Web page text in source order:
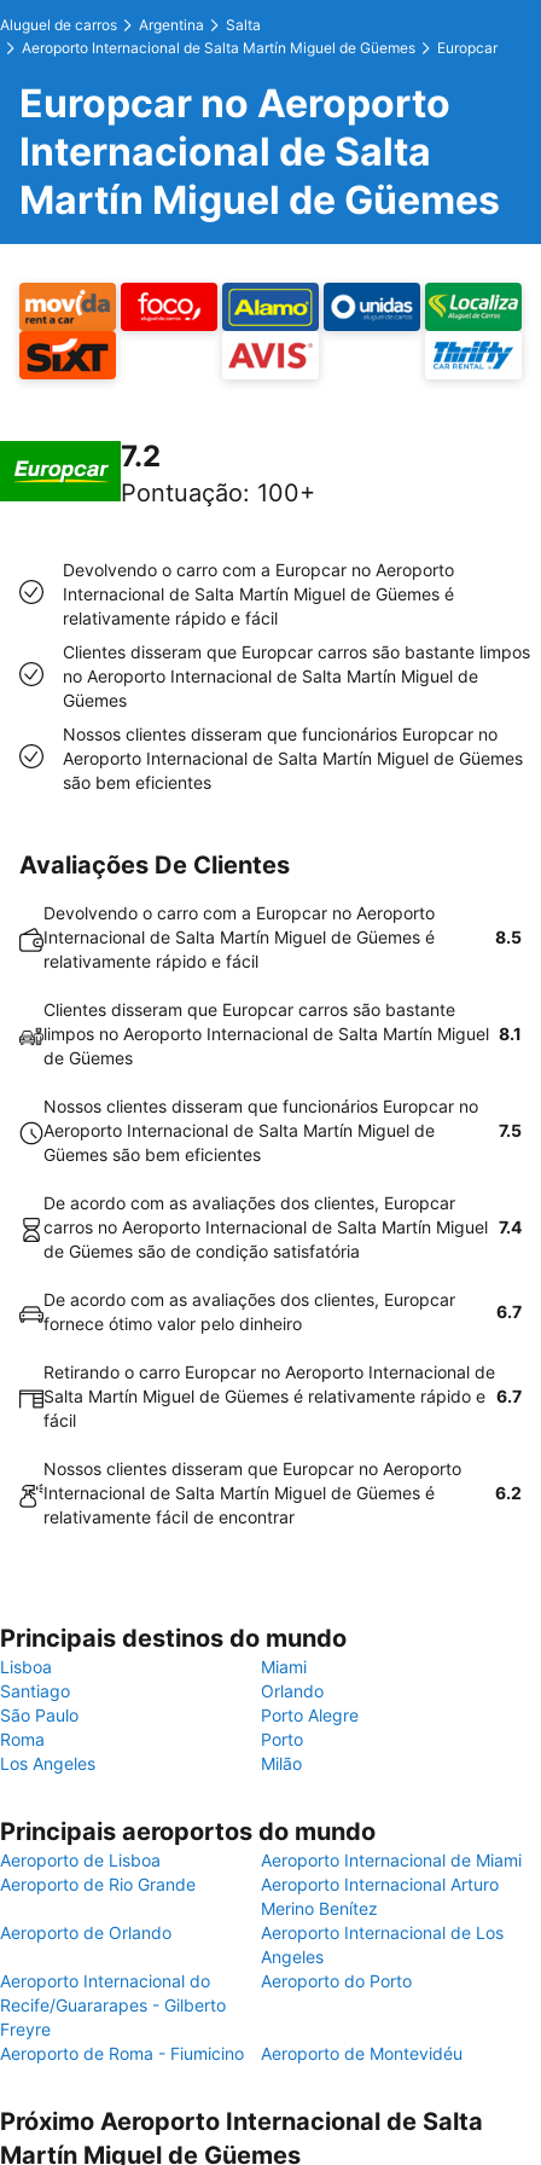
Aluguel de carros Argentina
Salta
Aeroporto Internacional de Salta Martín Miguel de Güemes
Europcar
Europcar no Aeroporto
Internacional de Salta
Martín Miguel de Güemes
7.2
Pontuação: 100+
Devolvendo o carro com a Europcar no Aeroporto
Internacional de Salta Martín Miguel de Güemes é
relativamente rápido e fácil
Clientes disseram que Europcar carros são bastante limpos
no Aeroporto Internacional de Salta Martín Miguel de
Güemes
Nossos clientes disseram que funcionários Europcar no
Aeroporto Internacional de Salta Martín Miguel de Güemes
são bem eficientes
Avaliações De Clientes
Devolvendo o carro com a Europcar no Aeroporto
Internacional de Salta Martín Miguel de Güemes é
relativamente rápido e fácil
8.5
Clientes disseram que Europcar carros são bastante
limpos no Aeroporto Internacional de Salta Martín Miguel
de Güemes
8.1
Nossos clientes disseram que funcionários Europcar no
Aeroporto Internacional de Salta Martín Miguel de
Güemes são bem eficientes
7.5
De acordo com as avaliações dos clientes, Europcar
carros no Aeroporto Internacional de Salta Martín Miguel
de Güemes são de condição satisfatória
7.4
De acordo com as avaliações dos clientes, Europcar
fornece ótimo valor pelo dinheiro
6.7
Retirando o carro Europcar no Aeroporto Internacional de
Salta Martín Miguel de Güemes é relativamente rápido e
fácil
6.7
Nossos clientes disseram que Europcar no Aeroporto
Internacional de Salta Martín Miguel de Güemes é
relativamente fácil de encontrar
6.2
Principais destinos do mundo
Lisboa
Miami
Santiago
Orlando
São Paulo
Porto Alegre
Roma
Porto
Los Angeles
Milão
Principais aeroportos do mundo
Aeroporto de Lisboa
Aeroporto Internacional de Miami
Aeroporto de Rio Grande
Aeroporto Internacional Arturo
Merino Benítez
Aeroporto de Orlando
Aeroporto Internacional de Los
Angeles
Aeroporto Internacional do
Recife/Guararapes - Gilberto
Freyre
Aeroporto do Porto
Aeroporto de Roma - Fiumicino Aeroporto de Montevidéu
Próximo Aeroporto Internacional de Salta
Martín Miguel de Güemes